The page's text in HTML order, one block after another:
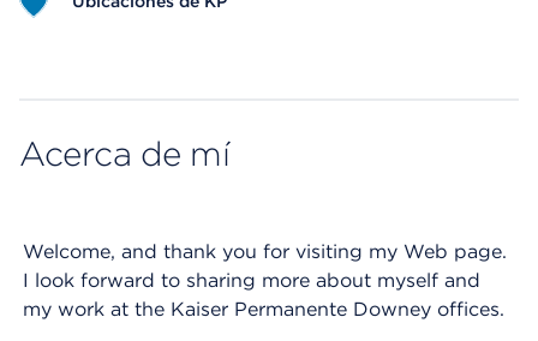
Acerca de mí
Welcome, and thank you for visiting my Web page.
I look forward to sharing more about myself and
my work at the Kaiser Permanente Downey offices.